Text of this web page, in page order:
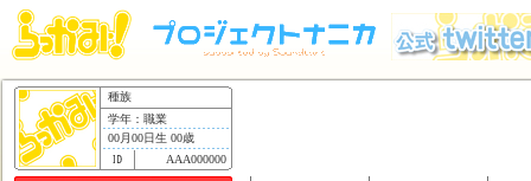
種族
学年：職業
00月00日生 00歳
AAA000000